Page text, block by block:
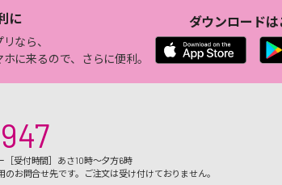
に
なら、
に来るので、さらに便利。
ダウンロードは
［受付時間］あさ10時～夕方6時
お問合せ先です。ご注文は受け付けておりません。